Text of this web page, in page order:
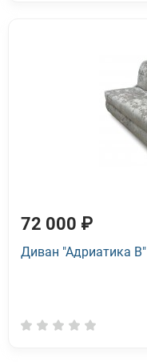
72 000 ₽
Диван "Адриатика В"